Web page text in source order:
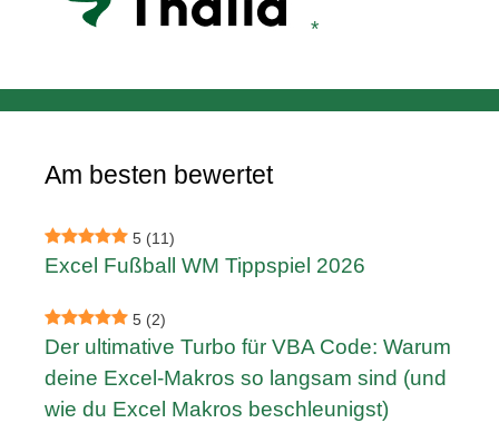
Am besten bewertet
5 (11)
Excel Fußball WM Tippspiel 2026
5 (2)
Der ultimative Turbo für VBA Code: Warum
deine Excel-Makros so langsam sind (und
wie du Excel Makros beschleunigst)